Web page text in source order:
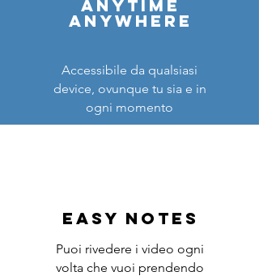
ANYTIME
ANYWHERE
Accessibile da qualsiasi
device, ovunque tu sia e in
ogni momento
EASY NOTES
Puoi rivedere i video ogni
volta che vuoi prendendo